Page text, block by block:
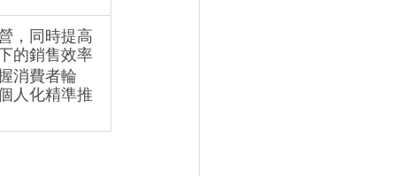
，同時提高
的銷售效率
消費者輪
人化精準推